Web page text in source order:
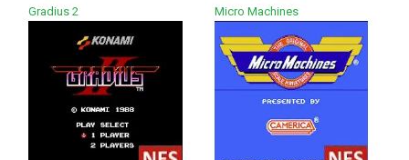
Gradius 2 Micro Machines